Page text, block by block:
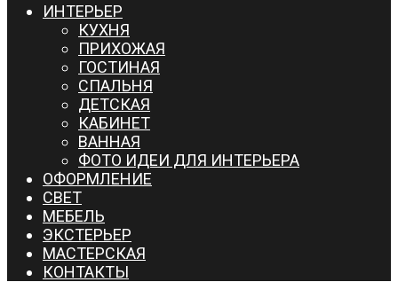
ИНТЕРЬЕР
КУХНЯ
ПРИХОЖАЯ
ГОСТИНАЯ
СПАЛЬНЯ
ДЕТСКАЯ
КАБИНЕТ
ВАННАЯ
ФОТО ИДЕИ ДЛЯ ИНТЕРЬЕРА
ОФОРМЛЕНИЕ
СВЕТ
МЕБЕЛЬ
ЭКСТЕРЬЕР
МАСТЕРСКАЯ
КОНТАКТЫ